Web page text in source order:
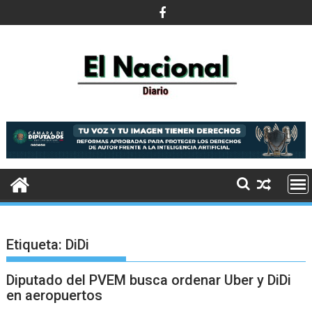
al
Etiqueta: DiDi
Diputado del PVEM busca ordenar Uber y DiDi
en aeropuertos